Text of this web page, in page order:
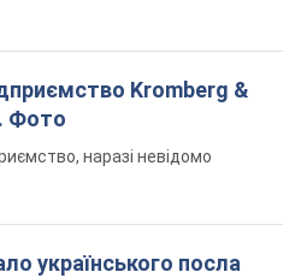
Kromberg &
Фото
наразі невідомо
українського посла